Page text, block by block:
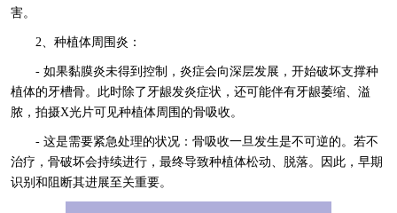
害。
2、种植体周围炎：
- 如果黏膜炎未得到控制，炎症会向深层发展，开始破坏支撑种
植体的牙槽骨。此时除了牙龈发炎症状，还可能伴有牙龈萎缩、溢
脓，拍摄X光片可见种植体周围的骨吸收。
- 这是需要紧急处理的状况：骨吸收一旦发生是不可逆的。若不
治疗，骨破坏会持续进行，最终导致种植体松动、脱落。因此，早期
识别和阻断其进展至关重要。